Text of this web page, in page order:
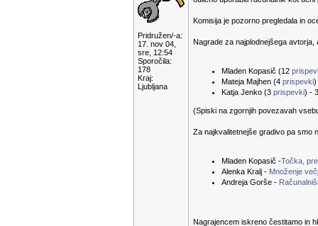
Pridružen/-a:
17. nov 04,
sre, 12:54
Sporočila:
178
Kraj:
Ljubljana
Komisija je pozorno pregledala in
Nagrade za najplodnejšega avtorja,
Mladen Kopasič (12
Mateja Majhen (4 prispevki)
Katja Jenko (3 prispevki) -
(Spiski na zgornjih povezavah
Za najkvalitetnejše gradivo pa smo
Mladen Kopasič -Točka,
Alenka Kralj - Množenje
Andreja Gorše -
Nagrajencem iskreno čestitamo in